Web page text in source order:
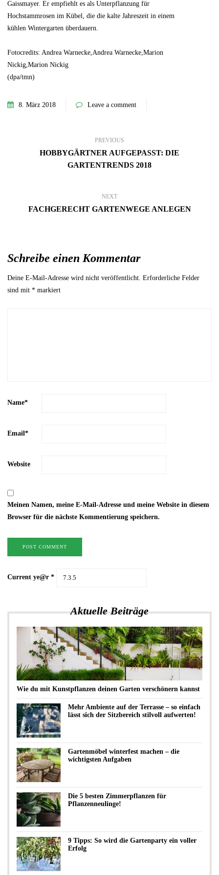
Gaissmayer. Er empfiehlt es als Unterpflanzung für
Hochstammrosen im Kübel, die die kalte Jahreszeit in einem
kühlen Wintergarten überdauern.
Fotocredits: Andrea Warnecke,Andrea Warnecke,Marion
Nickig,Marion Nickig
(dpa/tmn)
8. März 2018 Leave a comment
PREVIOUS
HOBBYGÄRTNER AUFGEPASST: DIE
GARTENTRENDS 2018
NEXT
FACHGERECHT GARTENWEGE ANLEGEN
Schreibe einen Kommentar
Deine E-Mail-Adresse wird nicht veröffentlicht. Erforderliche Felder
sind mit * markiert
Name*
Email*
Website
Meinen Namen, meine E-Mail-Adresse und meine Website in diesem
Browser für die nächste Kommentierung speichern.
Current ye@r *
Aktuelle Beiträge
Wie du mit Kunstpflanzen deinen Garten verschönern kannst
Mehr Ambiente auf der Terrasse – so einfach
lässt sich der Sitzbereich stilvoll aufwerten!
Gartenmöbel winterfest machen – die
wichtigsten Aufgaben
Die 5 besten Zimmerpflanzen für
Pflanzenneulinge!
9 Tipps: So wird die Gartenparty ein voller
Erfolg